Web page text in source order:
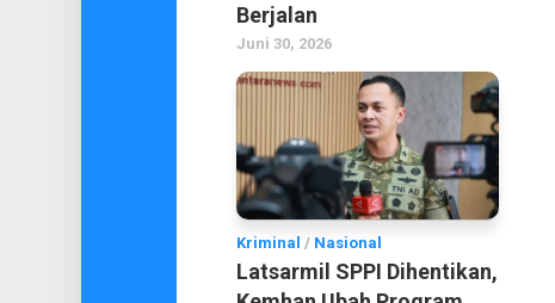
Berjalan
Juni 30, 2026
Kriminal / Nasional
Latsarmil SPPI Dihentikan,